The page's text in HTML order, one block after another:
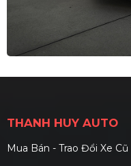
THANH HUY AUTO
Mua Bán - Trao Đổi Xe Cũ